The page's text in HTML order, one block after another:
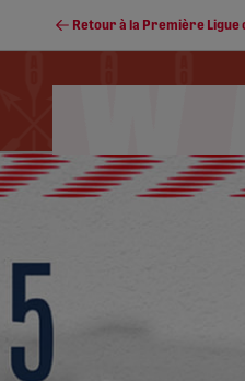
Retour à la Première Ligue